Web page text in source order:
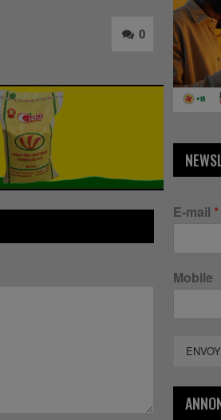
0
E-mail *
Mobile